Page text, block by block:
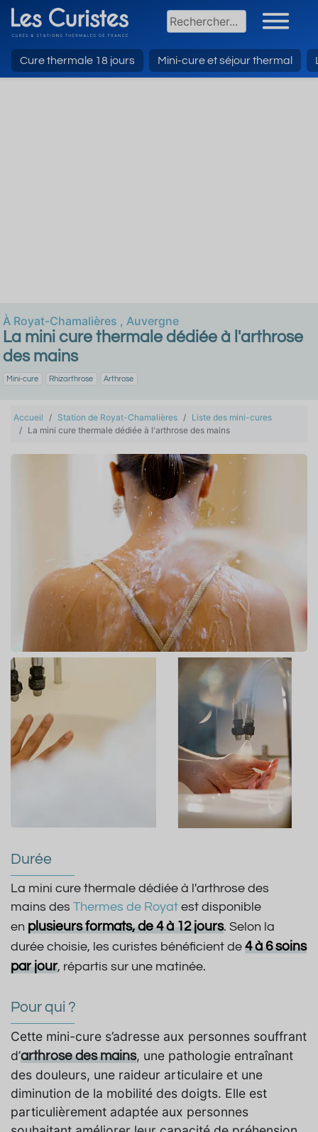
Cure thermale 18 jours Mini-cure et séjour thermal
À Royat-Chamalières , Auvergne
La mini cure thermale dédiée à l'arthrose
des mains
Mini-cure Rhizarthrose Arthrose
Accueil Station de Royat-Chamalières
Liste des mini-cures
La mini cure thermale dédiée à l'arthrose des mains
Durée
La mini cure thermale dédiée à l'arthrose des
mains des Thermes de Royat est disponible
en plusieurs formats, de 4 à 12 jours. Selon la
durée choisie, les curistes bénéficient de 4 à 6 soins
par jour, répartis sur une matinée.
Pour qui ?
Cette mini-cure s’adresse aux personnes souffrant
d’arthrose des mains, une pathologie entraînant
des douleurs, une raideur articulaire et une
diminution de la mobilité des doigts. Elle est
particulièrement adaptée aux personnes